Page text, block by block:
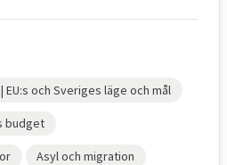
och Sveriges läge och mål
budget
Asyl och migration